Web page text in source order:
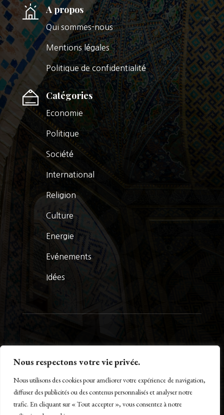
Nous respectons votre vie privée.
Nous utilisons des cookies pour améliorer votre expérience de navigation,
diffuser des publicités ou des contenus personnalisés et analyser notre
trafic. En cliquant sur « Tout accepter », vous consentez à notre
A propos
Qui sommes-nous
Mentions légales
Politique de confidentialité
Catégories
Economie
Politique
Société
International
Religion
Culture
Energie
Evénements
Idées